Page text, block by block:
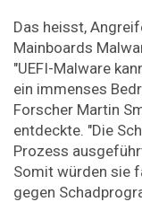
Das heisst,
Mainboards
"UEFI-Malware
ein immenses
Forscher Martin
entdeckte. "Die
Prozess
Somit würden sie
gegen